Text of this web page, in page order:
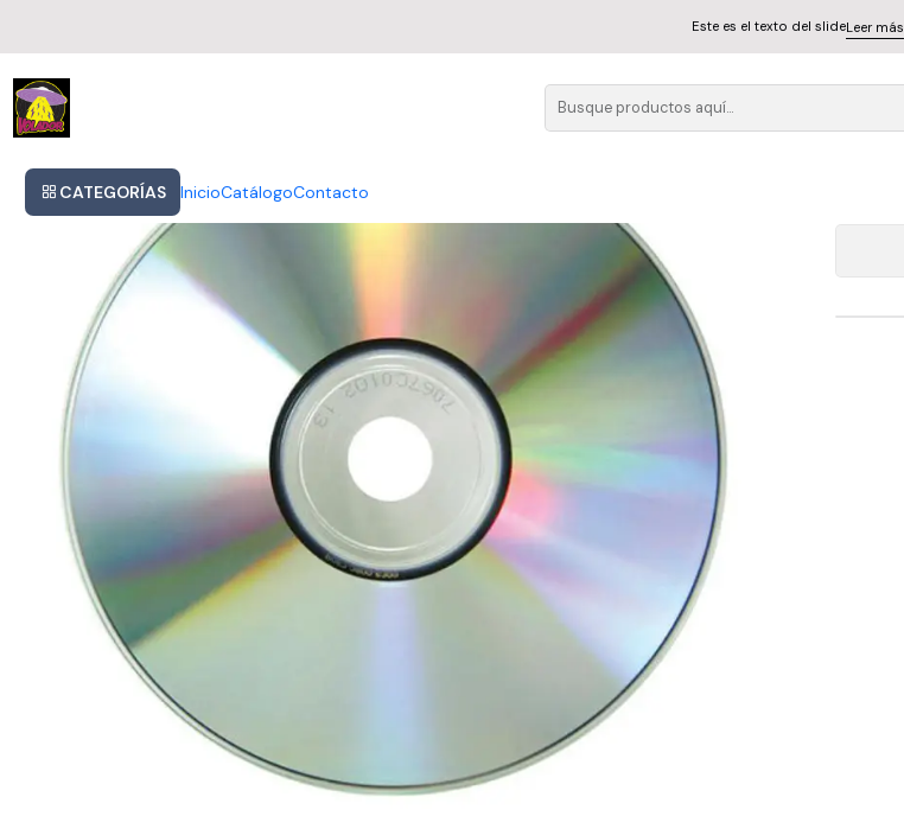
CATEGORÍAS InicioCatálogoContacto
Este es el texto del slideLeer más